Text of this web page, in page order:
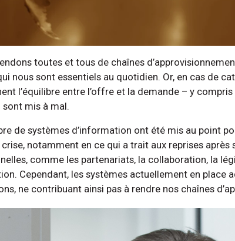
toutes et tous de chaînes
nous sont essentiels au quotidien. Or, en cas de
l’équilibre entre l’offre et la demande – y
sont mis à mal.
de systèmes d’information ont été mis au point
notamment en ce qui a trait aux reprises après
comme les partenariats, la collaboration, la
Cependant, les systèmes actuellement en place
ne contribuant ainsi pas à rendre nos chaînes